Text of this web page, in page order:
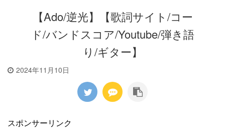
【Ado/逆光】【歌詞サイト/コー
ド/バンドスコア/Youtube/弾き語
り/ギター】
2024年11月10日
スポンサーリンク